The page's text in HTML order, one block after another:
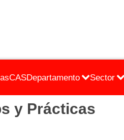
CASDepartamento Sector
y Prácticas